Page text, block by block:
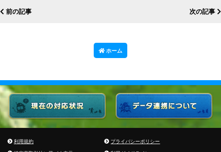
前の記事 次の記事
ホーム
利用規約
プライバシーポリシー